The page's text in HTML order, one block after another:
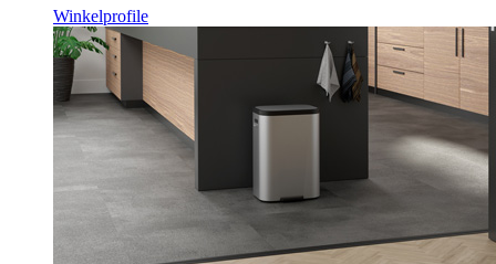
Winkelprofile